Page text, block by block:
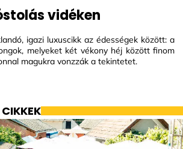
vidéken
igazi luxuscikk az édességek között: a
melyeket két vékony héj között finom
magukra vonzzák a tekintetet.